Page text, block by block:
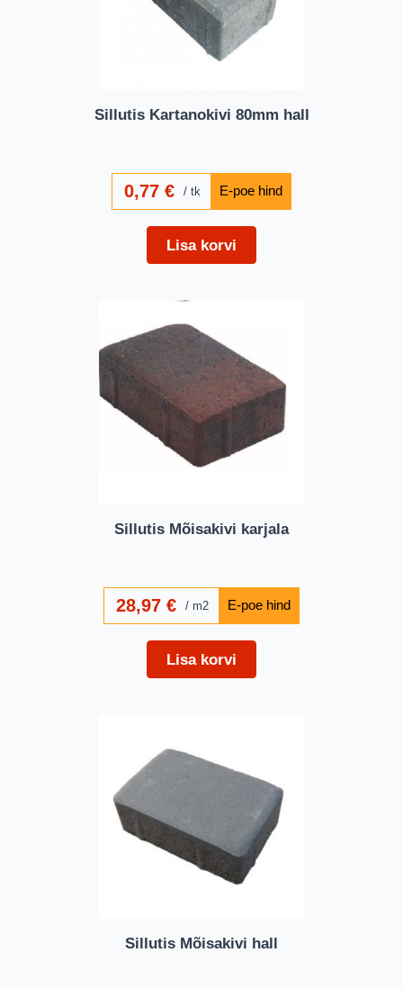
Sillutis Kartanokivi 80mm hall
0,77€ tk
Lisa korvi
Sillutis Mõisakivi karjala
28,97€ m2
Lisa korvi
Sillutis Mõisakivi hall